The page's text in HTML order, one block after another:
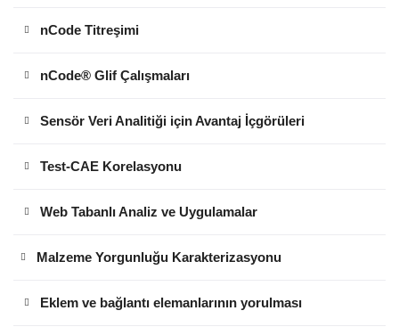
nCode Titreşimi
nCode® Glif Çalışmaları
Sensör Veri Analitiği için Avantaj İçgörüleri
Test-CAE Korelasyonu
Web Tabanlı Analiz ve Uygulamalar
Malzeme Yorgunluğu Karakterizasyonu
Eklem ve bağlantı elemanlarının yorulması